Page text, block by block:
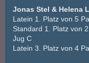
Jonas Stel & Helena
Latein 1. Platz von 5
Standard 1. Platz von 2
Jug C
Latein 3. Platz von 4